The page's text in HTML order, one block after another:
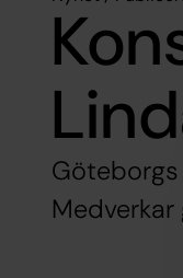
Göteborgs